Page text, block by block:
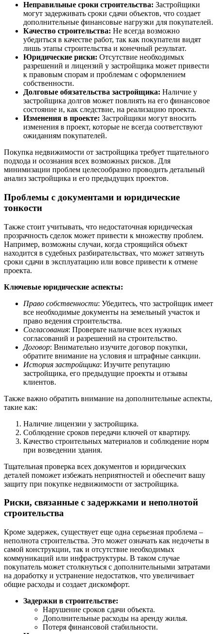
Неправильные сроки строительства: Застройщики
могут задерживать сроки сдачи объектов, что создает
дополнительные финансовые нагрузки для покупателей.
Качество строительства: Не всегда возможно
убедиться в качестве работ, так как покупатели видят
лишь этапы строительства и конечный результат.
Юридические риски: Отсутствие необходимых
разрешений и лицензий у застройщика может привести
к правовым спорам и проблемам с оформлением
собственности.
Долговые обязательства застройщика: Наличие у
застройщика долгов может повлиять на его финансовое
состояние и, как следствие, на реализацию проекта.
Изменения в проекте: Застройщики могут вносить
изменения в проект, которые не всегда соответствуют
ожиданиям покупателей.
Покупка недвижимости от застройщика требует тщательного
подхода и осознания всех возможных рисков. Для
минимизации проблем целесообразно проводить детальный
анализ застройщика и его предыдущих проектов.
Проблемы с документами и юридические
тонкости
Также стоит учитывать, что недостаточная юридическая
прозрачность сделок может привести к множеству проблем.
Например, возможны случаи, когда строящийся объект
находится в судебных разбирательствах, что может затянуть
сроки сдачи в эксплуатацию или вовсе привести к отмене
проекта.
Ключевые юридические аспекты:
Право собственности: Убедитесь, что застройщик имеет
все необходимые документы на земельный участок и
право ведения строительства.
Согласования: Проверьте наличие всех нужных
согласований и разрешений на строительство.
Договор: Внимательно изучите договор покупки,
обратите внимание на условия и штрафные санкции.
История застройщика: Изучите репутацию
застройщика, его предыдущие проекты и отзывы
клиентов.
Также важно обратить внимание на дополнительные аспекты,
такие как:
Наличие лицензии у застройщика.
Соблюдение сроков передачи ключей от квартиру.
Качество строительных материалов и соблюдение норм
при возведении здания.
Тщательная проверка всех документов и юридических
деталей поможет избежать неприятностей и обеспечит вашу
защиту при покупке недвижимости от застройщика.
Риски, связанные с задержками и неполнотой
строительства
Кроме задержек, существует еще одна серьезная проблема –
неполнота строительства. Это может означать как недочеты в
самой конструкции, так и отсутствие необходимых
коммуникаций или инфраструктуры. В таком случае
покупатель может столкнуться с дополнительными затратами
на доработку и устранение недостатков, что увеличивает
общие расходы и создает дискомфорт.
Задержки в строительстве:
Нарушение сроков сдачи объекта.
Дополнительные расходы на аренду жилья.
Потеря финансовой стабильности.